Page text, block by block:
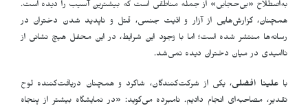
به‌اصطلاح «بی‌حجابی» از جمله مناطقی است که بیشترین آسیب را دیده است.
همچنان، گزارش‌هایی از آزار و اذیت جنسی، قتل و ناپدید شدن دختران در
رسانه‌ها منتشر شده است؛ اما با وجود این شرایط، در این محفل هیچ نشانی از
ناامیدی در میان دختران دیده نمی‌شد.
باعلینا افضلی، یکی از شرکت‌کنندگان، شاگرد و همچنان دریافت‌کننده لوح
تقدیر، مصاحبه‌ای انجام دادیم. نامبرده می‌گوید: «در نمایشگاه بیشتر از پنجاه